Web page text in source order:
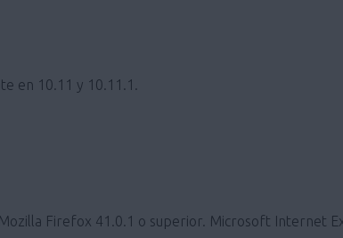
en 10.11 y 10.11.1.
Firefox 41.0.1 o superior. Microsoft Internet